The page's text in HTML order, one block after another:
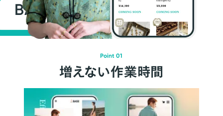
BASEが強い3つの理由
Point 01
増えない作業時間